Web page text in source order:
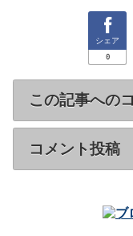
シェア
0
この記事への
コメント投稿